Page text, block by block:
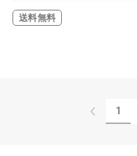
送料無料
1